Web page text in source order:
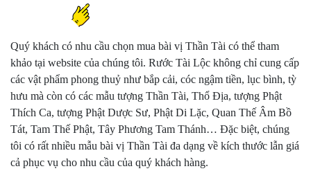
Quý khách có nhu cầu chọn mua bài vị Thần Tài có thể tham
khảo tại website của chúng tôi. Rước Tài Lộc không chỉ cung cấp
các vật phẩm phong thuỷ như bắp cải, cóc ngậm tiền, lục bình, tỳ
hưu mà còn có các mẫu tượng Thần Tài, Thổ Địa, tượng Phật
Thích Ca, tượng Phật Dược Sư, Phật Di Lặc, Quan Thế Âm Bồ
Tát, Tam Thế Phật, Tây Phương Tam Thánh… Đặc biệt, chúng
tôi có rất nhiều mẫu bài vị Thần Tài đa dạng về kích thước lẫn giá
cả phục vụ cho nhu cầu của quý khách hàng.